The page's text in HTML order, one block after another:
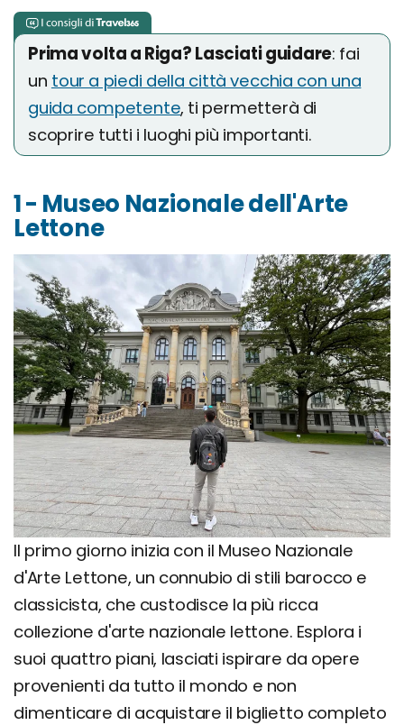
Prima volta a Riga? Lasciati guidare: fai
un tour a piedi della città vecchia con una
guida competente, ti permetterà di
scoprire tutti i luoghi più importanti.
1 - Museo Nazionale dell'Arte
Lettone
Il primo giorno inizia con il Museo Nazionale
d'Arte Lettone, un connubio di stili barocco e
classicista, che custodisce la più ricca
collezione d'arte nazionale lettone. Esplora i
suoi quattro piani, lasciati ispirare da opere
provenienti da tutto il mondo e non
dimenticare di acquistare il biglietto completo